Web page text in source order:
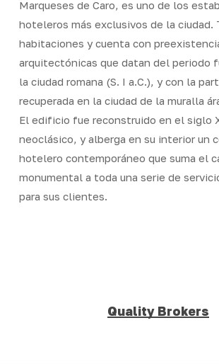
Marqueses de Caro, es uno de los
hoteleros más exclusivos de la ciudad.
habitaciones y cuenta con
arquitectónicas que datan del periodo
la ciudad romana (S. I a.C.), y con la
recuperada en la ciudad de la muralla
El edificio fue reconstruido en el siglo
neoclásico, y alberga en su interior un
hotelero contemporáneo que suma el
monumental a toda una serie de
para sus clientes.
Quality Brokers